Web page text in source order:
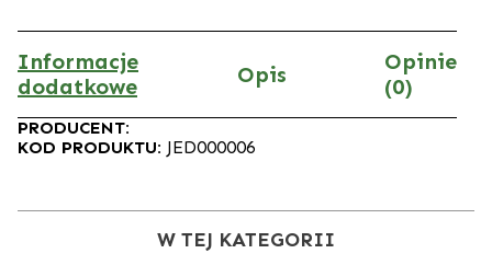
Informacje
dodatkowe
Opis
Opinie
(0)
PRODUCENT:
KOD PRODUKTU: JED000006
W TEJ KATEGORII